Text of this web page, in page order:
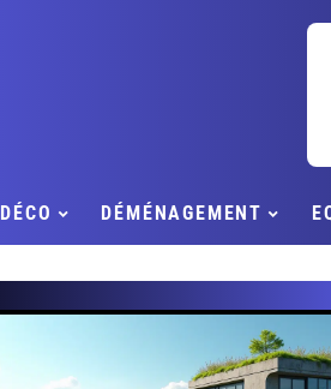
DÉCO DÉMÉNAGEMENT